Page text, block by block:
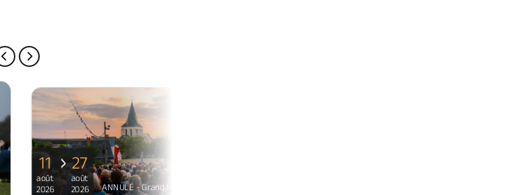
ANNULÉ - Grand Marché de Créateurs
11
août
2026
27
août
2026